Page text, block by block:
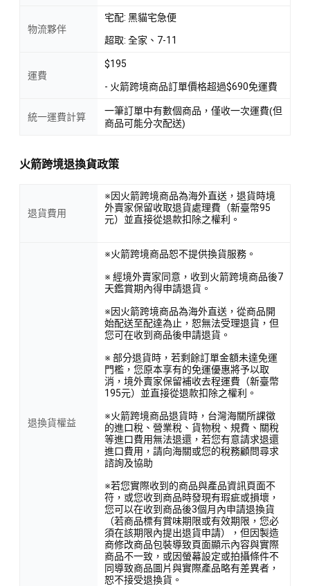
物流夥伴
宅配: 黑貓宅急便
超取: 全家、7-11
運費
$195
- 火箭跨境商品訂單價格超過$690免運費
統一運費計算
一筆訂單中有數個商品，僅收一次運費(但
商品可能分次配送)
火箭跨境退換貨政策
退貨費用
※因火箭跨境商品為海外直送，退貨時境
外賣家保留收取退貨處理費（新臺幣95
元）並直接從退款扣除之權利。
退換貨權益
※火箭跨境商品恕不提供換貨服務。
※ 經境外賣家同意，收到火箭跨境商品後7
天鑑賞期內得申請退貨。
※因火箭跨境商品為海外直送，從商品開
始配送至配達為止，恕無法受理退貨，但
您可在收到商品後申請退貨。
※ 部分退貨時，若剩餘訂單金額未達免運
門檻，您原本享有的免運優惠將予以取
消，境外賣家保留補收去程運費（新臺幣
195元）並直接從退款扣除之權利。
※火箭跨境商品退貨時，台灣海關所課徵
的進口稅、營業稅、貨物稅、規費、關稅
等進口費用無法退還，若您有意請求退還
進口費用，請向海關或您的稅務顧問尋求
諮詢及協助
※若您實際收到的商品與產品資訊頁面不
符，或您收到商品時發現有瑕疵或損壞，
您可以在收到商品後3個月內申請退換貨
（若商品標有賞味期限或有效期限，您必
須在該期限內提出退貨申請），但因製造
商修改商品包裝導致頁面顯示內容與實際
商品不一致，或因螢幕設定或拍攝條件不
同導致商品圖片與實際產品略有差異者，
恕不接受退換貨。